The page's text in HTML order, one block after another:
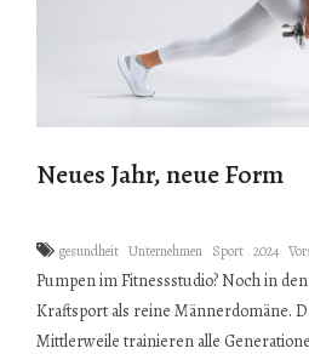
Neues Jahr, neue Form
gesundheit Unternehmen Sport 2024
Pumpen im Fitnessstudio? Noch in
Kraftsport als reine Männerdomäne.
Mittlerweile trainieren alle